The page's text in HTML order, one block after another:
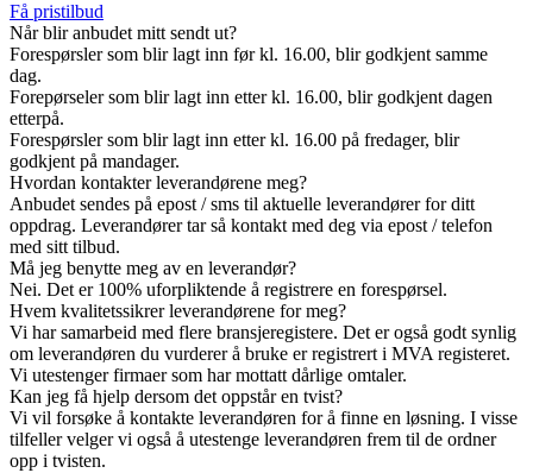
Få pristilbud
Når blir anbudet mitt sendt ut?
Forespørsler som blir lagt inn før kl. 16.00, blir godkjent samme
dag.
Forepørseler som blir lagt inn etter kl. 16.00, blir godkjent dagen
etterpå.
Forespørsler som blir lagt inn etter kl. 16.00 på fredager, blir
godkjent på mandager.
Hvordan kontakter leverandørene meg?
Anbudet sendes på epost / sms til aktuelle leverandører for ditt
oppdrag. Leverandører tar så kontakt med deg via epost / telefon
med sitt tilbud.
Må jeg benytte meg av en leverandør?
Nei. Det er 100% uforpliktende å registrere en forespørsel.
Hvem kvalitetssikrer leverandørene for meg?
Vi har samarbeid med flere bransjeregistere. Det er også godt synlig
om leverandøren du vurderer å bruke er registrert i MVA registeret.
Vi utestenger firmaer som har mottatt dårlige omtaler.
Kan jeg få hjelp dersom det oppstår en tvist?
Vi vil forsøke å kontakte leverandøren for å finne en løsning. I visse
tilfeller velger vi også å utestenge leverandøren frem til de ordner
opp i tvisten.